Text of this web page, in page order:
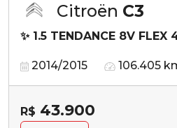
Citroën C3
✨ 1.5 TENDANCE 8V FLEX
2014/2015 106.405
R$ 43.900